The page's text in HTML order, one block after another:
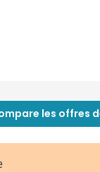
les offres